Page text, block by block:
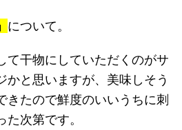
について。
て干物にしていただくのがサ
かと思いますが、美味しそう
きたので鮮度のいいうちに刺
次第です。